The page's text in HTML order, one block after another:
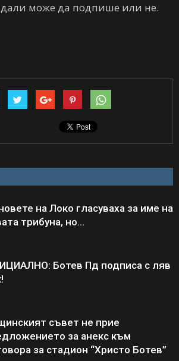
дали може да подпише или не.
на Локо гласуваха за име на
трибуна, но…
Ботев Пд подписа с ляв
съвет не прие
за анекс към
за стадион “Христо Ботев”